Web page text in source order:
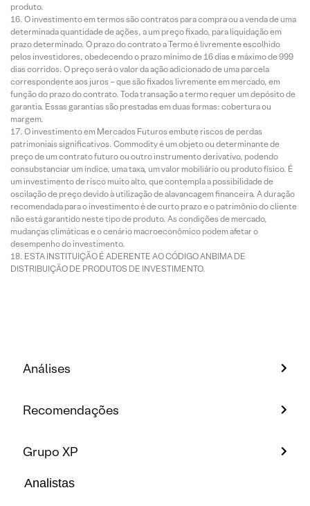
produto.
O investimento em termos são contratos para compra ou a venda de uma
determinada quantidade de ações, a um preço fixado, para liquidação em
prazo determinado. O prazo do contrato a Termo é livremente escolhido
pelos investidores, obedecendo o prazo mínimo de 16 dias e máximo de 999
dias corridos. O preço será o valor da ação adicionado de uma parcela
correspondente aos juros – que são fixados livremente em mercado, em
função do prazo do contrato. Toda transação a termo requer um depósito de
garantia. Essas garantias são prestadas em duas formas: cobertura ou
margem.
O investimento em Mercados Futuros embute riscos de perdas
patrimoniais significativos. Commodity é um objeto ou determinante de
preço de um contrato futuro ou outro instrumento derivativo, podendo
consubstanciar um índice, uma taxa, um valor mobiliário ou produto físico. É
um investimento de risco muito alto, que contempla a possibilidade de
oscilação de preço devido à utilização de alavancagem financeira. A duração
recomendada para o investimento é de curto prazo e o patrimônio do cliente
não está garantido neste tipo de produto. As condições de mercado,
mudanças climáticas e o cenário macroeconômico podem afetar o
desempenho do investimento.
ESTA INSTITUIÇÃO É ADERENTE AO CÓDIGO ANBIMA DE
DISTRIBUIÇÃO DE PRODUTOS DE INVESTIMENTO.
Análises
Recomendações
Grupo XP
Analistas